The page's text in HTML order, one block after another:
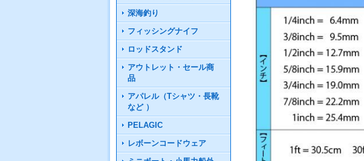
深海釣り
フィッシングナイフ
ロッドスタンド
アウトレット・セール商
品
アパレル（Tシャツ・長靴
など ）
PELAGIC
レボーンコードウェア